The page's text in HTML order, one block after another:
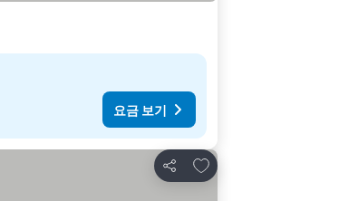
요금 보기
공유
즐겨찾기에 추가